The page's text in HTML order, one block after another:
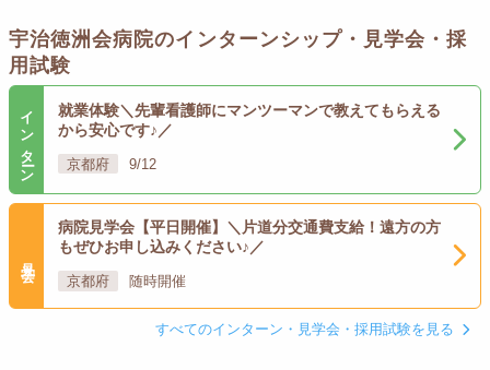
宇治徳洲会病院のインターンシップ・見学会・採
用試験
インターン
就業体験＼先輩看護師にマンツーマンで教えてもらえる
から安心です♪／
京都府 9/12
病院見学会【平日開催】＼片道分交通費支給！遠方の方
もぜひお申し込みください♪／
京都府 随時開催
すべてのインターン・見学会・採用試験を見る